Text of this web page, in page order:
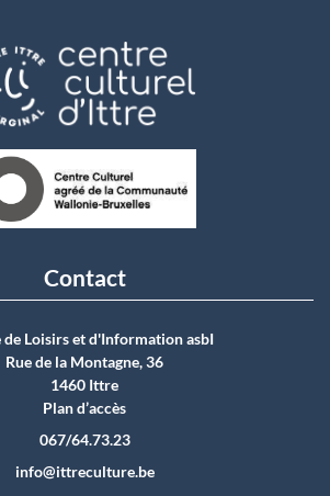
Contact
de Loisirs et d'Information asbI
Rue de la Montagne, 36
1460 Ittre
Plan d’accès
067/64.73.23
info@ittreculture.be